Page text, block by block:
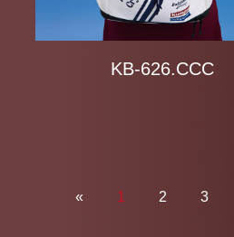
KB-626.CCC
« 1 2 3